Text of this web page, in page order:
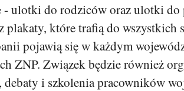
- ulotki do rodziców oraz ulotki do
plakaty, które trafią do wszystkich
pojawią się w każdym
ZNP. Związek będzie również
debaty i szkolenia pracowników